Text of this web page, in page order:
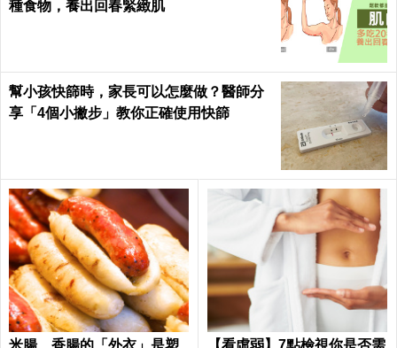
巢、抗衰老，讓更年期都捨不得來｜每日
健康 Health
腹和腰內肉，再不練準備胖一輩子｜每日
健康 Health